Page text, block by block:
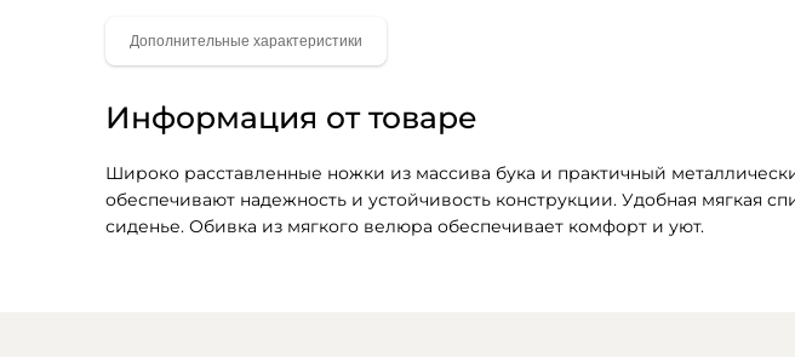
Информация от товаре
Широко расставленные ножки из массива бука и практичный
обеспечивают надежность и устойчивость конструкции. Удобная мягкая
сиденье. Обивка из мягкого велюра обеспечивает комфорт и уют.